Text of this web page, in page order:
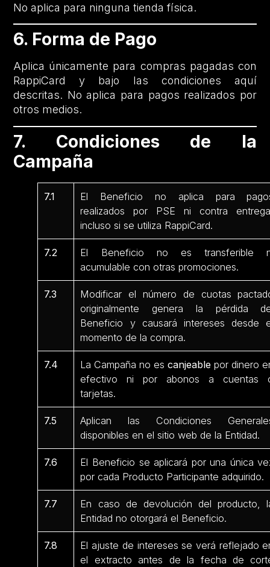
No aplica para ninguna tienda física.
6. Forma de Pago
Aplica únicamente para compras pagadas con
RappiCard y bajo las condiciones aquí
descritas. No aplica para pagos realizados por
otros medios.
7. Condiciones de la
Campaña
7.1
El Beneficio no aplica para
realizados por PSE ni contra
incluso si se utiliza RappiCard.
7.2
El Beneficio no es transferible
acumulable con otras promociones.
7.3
Modificar el número de cuotas
originalmente genera la pérdida
Beneficio y causará intereses desde
momento de la compra.
7.4 La Campaña no escanjeable por dinero
efectivo ni por abonos a cuentas
tarjetas.
7.5
Aplican las Condiciones
disponibles en el sitio web de la Entidad.
7.6
El Beneficio se aplicará por una única
por cada Producto Participante adquirido.
7.7
En caso de devolución del producto,
Entidad no otorgará el Beneficio.
7.8
El ajuste de intereses se verá reflejado
el extracto antes de la fecha de